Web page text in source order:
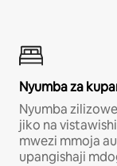
Nyumba za
Nyumba
jiko na
mwezi mmoja
upangishaji